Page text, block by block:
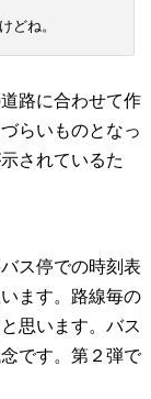
どね。
路に合わせて作
らいものとなっ
されているた
ス停での時刻表
ます。路線毎の
思います。バス
です。第２弾で